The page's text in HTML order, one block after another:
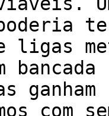
ligas
com